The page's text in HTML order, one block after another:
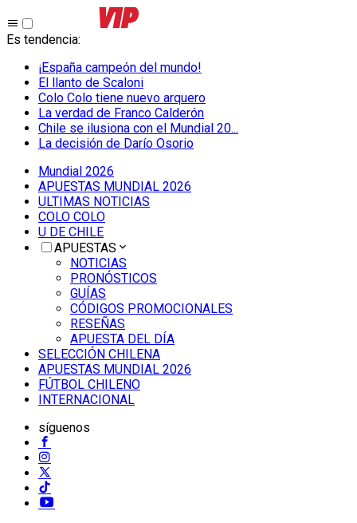
Es tendencia:
¡España campeón del mundo!
El llanto de Scaloni
Colo Colo tiene nuevo arquero
La verdad de Franco Calderón
Chile se ilusiona con el Mundial 20...
La decisión de Darío Osorio
Mundial 2026
APUESTAS MUNDIAL 2026
ULTIMAS NOTICIAS
COLO COLO
U DE CHILE
APUESTAS
NOTICIAS
PRONÓSTICOS
GUÍAS
CÓDIGOS PROMOCIONALES
RESEÑAS
APUESTA DEL DÍA
SELECCIÓN CHILENA
APUESTAS MUNDIAL 2026
FÚTBOL CHILENO
INTERNACIONAL
síguenos